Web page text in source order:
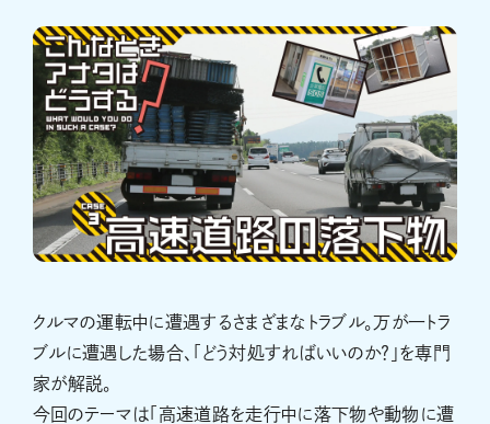
クルマの運転中に遭遇するさまざまなトラブル。万が一トラ
ブルに遭遇した場合、「どう対処すればいいのか？」を専門
家が解説。
今回のテーマは「高速道路を走行中に落下物や動物に遭